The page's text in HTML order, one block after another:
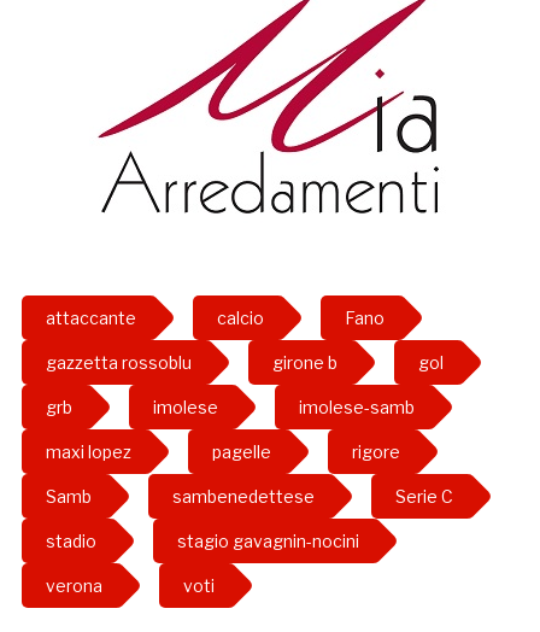
attaccante calcio Fano
gazzetta rossoblu girone b gol
grb imolese imolese-samb
maxi lopez pagelle rigore
Samb sambenedettese Serie C
stadio stagio gavagnin-nocini
verona voti